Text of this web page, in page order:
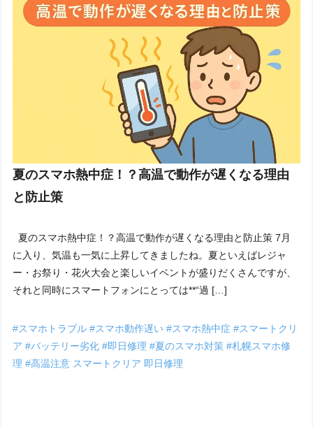
夏のスマホ熱中症！？高温で動作が遅くなる理由
と防止策
夏のスマホ熱中症！？高温で動作が遅くなる理由と防止策 7月
に入り、気温も一気に上昇してきましたね。夏といえばレジャ
ー・お祭り・花火大会と楽しいイベントが盛りだくさんですが、
それと同時にスマートフォンにとっては**“過 […]
#スマホトラブル#スマホ動作遅い#スマホ熱中症#スマートクリ
ア#バッテリー劣化#即日修理#夏のスマホ対策#札幌スマホ修
理#高温注意 スマートクリア 即日修理